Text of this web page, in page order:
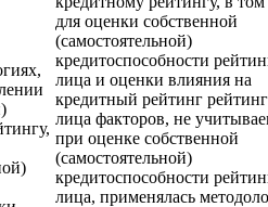
для оценки собственной
(самостоятельной)
кредитоспособности
лица и оценки влияния на
кредитный рейтинг
лица факторов, не
при оценке собственной
(самостоятельной)
кредитоспособности
лица, применялась